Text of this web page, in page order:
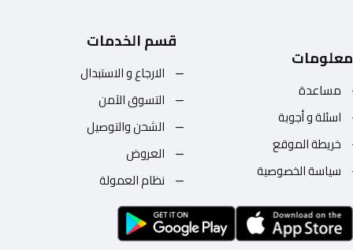
معلومات
مساعدة
اسئلة و أجوبة
خريطة الموقع
سياسة الخصوصية
قسم الخدمات
الارجاع و الاستبدال
التسوق الآمن
الشحن والتوصيل
العروض
نظام العمولة